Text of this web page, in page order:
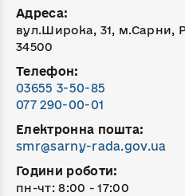
Адреса:
вул.Широка, 31, м.Сарни,
34500
Телефон:
03655 3-50-85
077 290-00-01
Електронна пошта:
smr@sarny-rada.gov.ua
Години роботи:
пн-чт: 8:00 - 17:00